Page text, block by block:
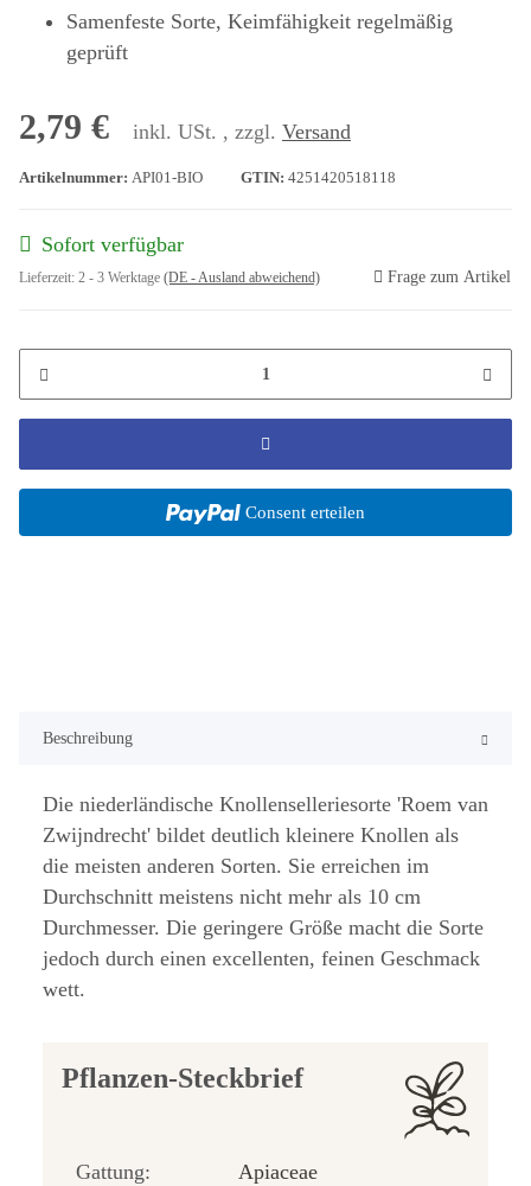
Samenfeste Sorte, Keimfähigkeit regelmäßig
geprüft
2,79 € inkl. USt. , zzgl. Versand
Artikelnummer: API01-BIO GTIN: 4251420518118
Sofort verfügbar
Lieferzeit: 2 - 3 Werktage (DE - Ausland abweichend) Frage zum Artikel
Consent erteilen
Beschreibung
Die niederländische Knollenselleriesorte 'Roem van
Zwijndrecht' bildet deutlich kleinere Knollen als
die meisten anderen Sorten. Sie erreichen im
Durchschnitt meistens nicht mehr als 10 cm
Durchmesser. Die geringere Größe macht die Sorte
jedoch durch einen excellenten, feinen Geschmack
wett.
Pflanzen-Steckbrief
Gattung: Apiaceae